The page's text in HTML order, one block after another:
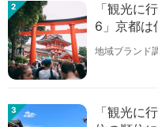
2
「観光に
6」京都は
地域ブランド
3
「観光に